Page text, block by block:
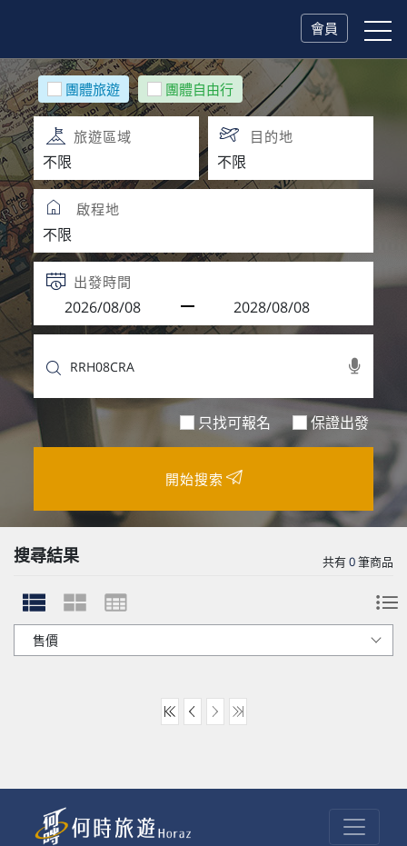
會員
團體旅遊 團體自由行
旅遊區域 目的地
啟程地
出發時間
只找可報名 保證出發
開始搜索
搜尋結果 共有0筆商品